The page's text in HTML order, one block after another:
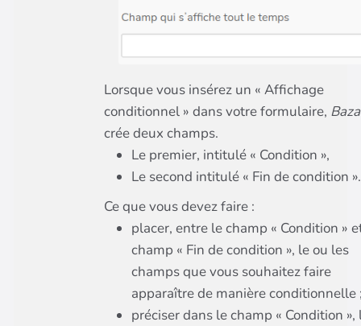
Lorsque vous insérez un « Affichage
conditionnel » dans votre formulaire,
crée deux champs.
Le premier, intitulé « Condition »,
Le second intitulé « Fin de condition ».
Ce que vous devez faire :
placer, entre le champ « Condition »
champ « Fin de condition », le ou les
champs que vous souhaitez faire
apparaître de manière conditionnelle
préciser dans le champ « Condition »,